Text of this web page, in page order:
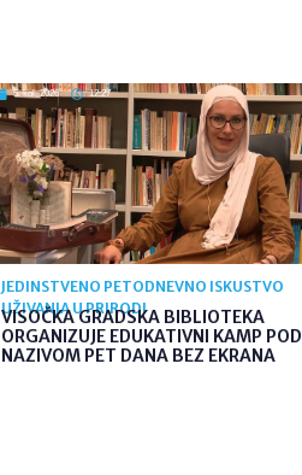
5. kol. 2026 12:27
JEDINSTVENO PETODNEVNO ISKUSTVO
UŽIVANJA U PRIRODI
VISOČKA GRADSKA BIBLIOTEKA
ORGANIZUJE EDUKATIVNI KAMP POD
NAZIVOM PET DANA BEZ EKRANA